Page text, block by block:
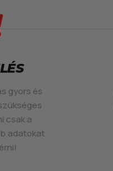
gyors és
csak a
adatokat